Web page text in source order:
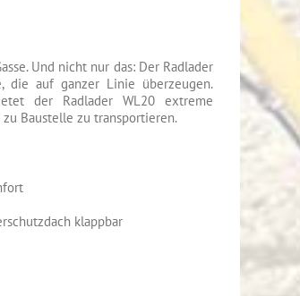
Und nicht nur das: Der Radlader
die auf ganzer Linie überzeugen.
der Radlader WL20 extreme
Baustelle zu transportieren.
klappbar